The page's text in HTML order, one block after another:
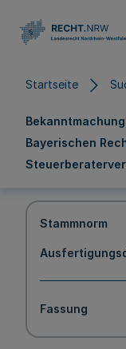
Startseite
Bayerischen
Stammnorm
Fassung